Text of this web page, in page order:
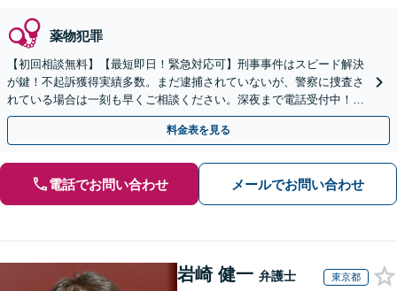
薬物犯罪
【初回相談無料】【最短即日！緊急対応可】刑事事件はスピード解決
が鍵！不起訴獲得実績多数。まだ逮捕されていないが、警察に捜査さ
れている場合は一刻も早くご相談ください。深夜まで電話受付中！痴
漢／盗撮／のぞき／その他性犯罪など
料金表を見る
電話でお問い合わせ メールでお問い合わせ
岩崎 健一 弁護士 東京都